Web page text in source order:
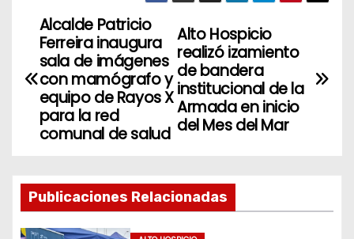
N
a
a
c
Alto Hospicio
realizó izamiento
de bandera
institucional de la
Armada en inicio
del Mes del Mar
Alcalde Patricio
Ferreira inaugura
sala de imágenes
con mamógrafo y
equipo de Rayos X
para la red
comunal de salud
Publicaciones Relacionadas